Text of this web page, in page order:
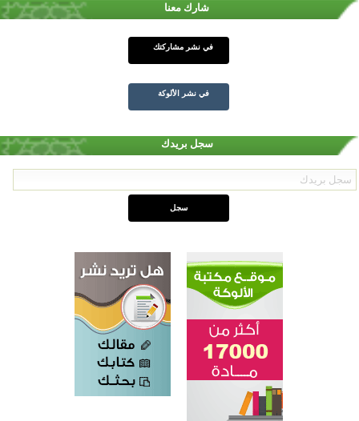
شارك معنا
في نشر مشاركتك
في نشر الألوكة
سجل بريدك